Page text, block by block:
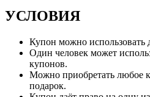
УСЛОВИЯ
Купон можно использовать
Один человек может
купонов.
Можно приобретать любое
подарок.